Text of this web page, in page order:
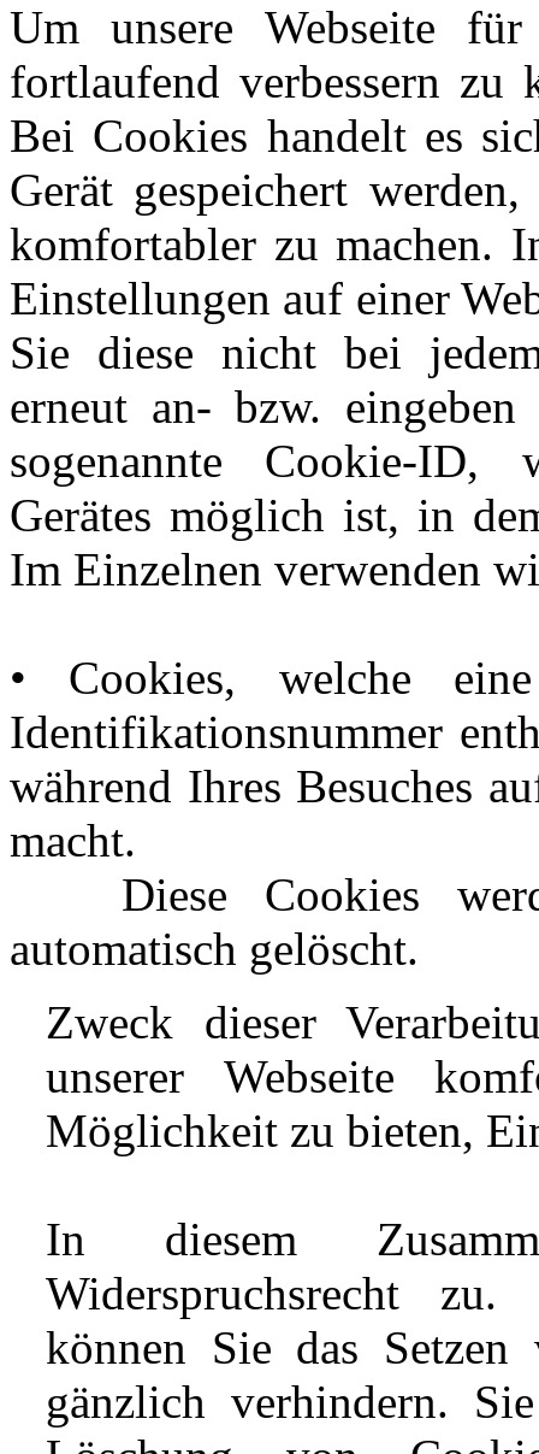
Um unsere Webseite
fortlaufend verbessern zu
Bei Cookies handelt es
Gerät gespeichert
komfortabler zu machen.
Einstellungen auf einer
Sie diese nicht bei
erneut an- bzw.
sogenannte Cookie-ID,
Gerätes möglich ist, in
Im Einzelnen verwenden
• Cookies, welche
Identifikationsnummer
während Ihres Besuches
macht.
Diese Cookies
automatisch gelöscht.
Zweck dieser
unserer Webseite
Möglichkeit zu bieten,
In diesem
Widerspruchsrecht
können Sie das Setzen
gänzlich verhindern.